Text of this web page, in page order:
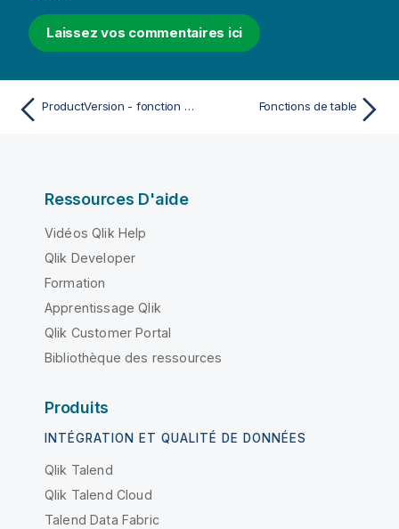
Laissez vos commentaires ici
ProductVersion - fonction de script et fonction de graphique Fonctions de table
Ressources D'aide
Vidéos Qlik Help
Qlik Developer
Formation
Apprentissage Qlik
Qlik Customer Portal
Bibliothèque des ressources
Produits
INTÉGRATION ET QUALITÉ DE DONNÉES
Qlik Talend
Qlik Talend Cloud
Talend Data Fabric